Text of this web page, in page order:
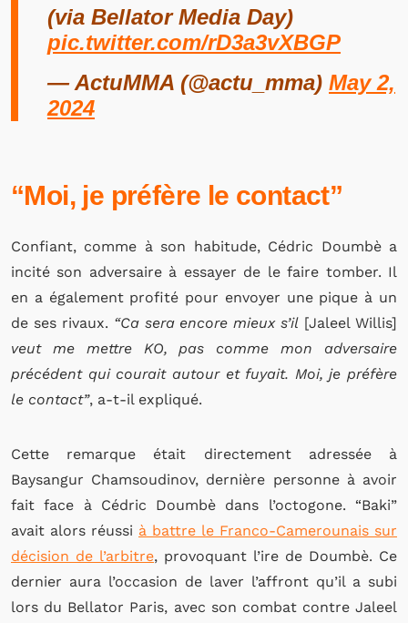
(via Bellator Media Day)
pic.twitter.com/rD3a3vXBGP
— ActuMMA (@actu_mma) May 2,
2024
“Moi, je préfère le contact”
Confiant, comme à son habitude, Cédric Doumbè a
incité son adversaire à essayer de le faire tomber. Il
en a également profité pour envoyer une pique à un
de ses rivaux. “Ca sera encore mieux s’il [Jaleel Willis]
veut me mettre KO, pas comme mon adversaire
précédent qui courait autour et fuyait. Moi, je préfère
le contact”, a-t-il expliqué.
Cette remarque était directement adressée à
Baysangur Chamsoudinov, dernière personne à avoir
fait face à Cédric Doumbè dans l’octogone. “Baki”
avait alors réussi à battre le Franco-Camerounais sur
décision de l’arbitre, provoquant l’ire de Doumbè. Ce
dernier aura l’occasion de laver l’affront qu’il a subi
lors du Bellator Paris, avec son combat contre Jaleel